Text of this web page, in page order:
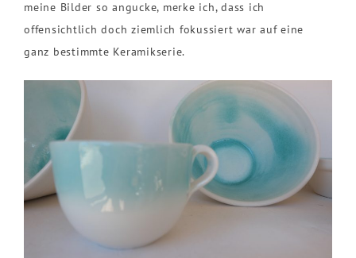
meine Bilder so angucke, merke ich, dass ich
offensichtlich doch ziemlich fokussiert war auf eine
ganz bestimmte Keramikserie.